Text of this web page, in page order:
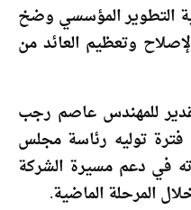
التطوير المؤسسي وضخ
وتعظيم العائد من
للمهندس عاصم رجب
توليه رئاسة مجلس
في دعم مسيرة الشركة
المرحلة الماضية.